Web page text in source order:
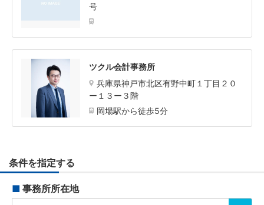
号
ツクル会計事務所
兵庫県神戸市北区有野中町１丁目２０
ー１３ー３階
岡場駅から徒歩5分
条件を指定する
■ 事務所所在地